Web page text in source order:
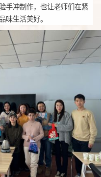
手冲制作，也让老师们在紧
味生活美好。